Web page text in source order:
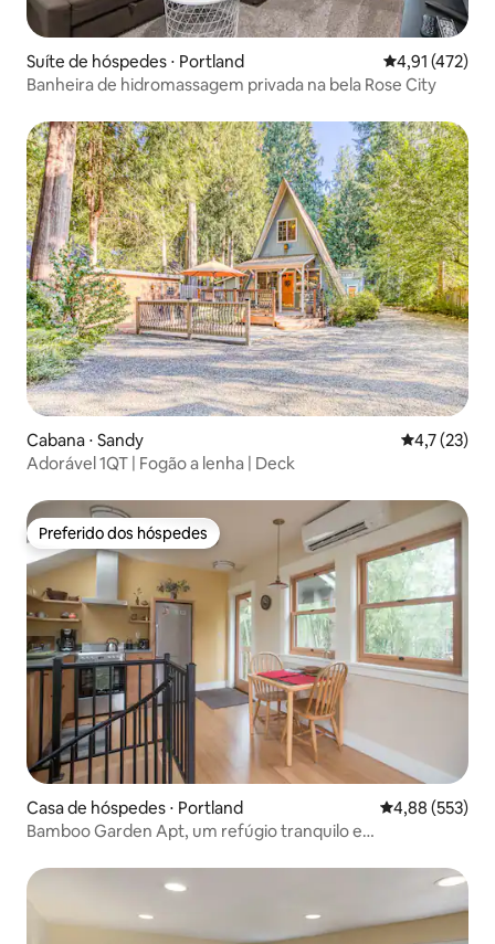
Suíte de hóspedes ⋅ Portland 4,91 de uma
4,91 (472)
Banheira de hidromassagem privada na bela Rose City
Cabana ⋅ Sandy 4,7 de uma
4,7 (23)
Adorável 1QT | Fogão a lenha | Deck
Preferido dos hóspedes
Preferido dos hóspedes
Casa de hóspedes ⋅ Portland 4,88 de uma
4,88 (553)
Bamboo Garden Apt, um refúgio tranquilo e